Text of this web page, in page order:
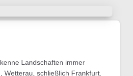
Landschaften immer
Wetterau, schließlich Frankfurt.